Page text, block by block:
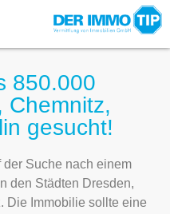
850.000
Chemnitz,
gesucht!
Suche nach einem
den Städten Dresden,
Die Immobilie sollte eine